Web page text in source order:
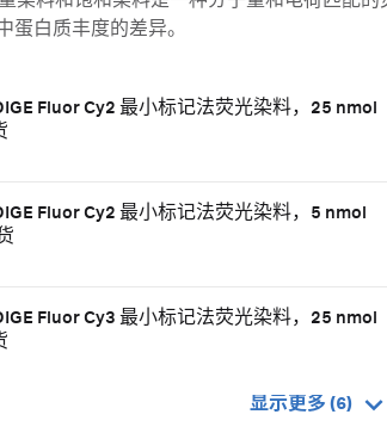
蛋白质丰度的差异。
Fluor Cy2 最小标记法荧光染料，25 nmol
Fluor Cy2 最小标记法荧光染料，5 nmol
Fluor Cy3 最小标记法荧光染料，25 nmol
显示更多 (6)